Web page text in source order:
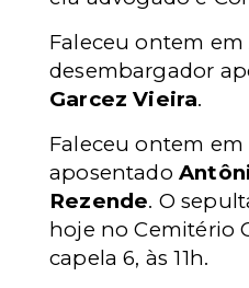
Faleceu ontem em
desembargador
Garcez Vieira.
Faleceu ontem
aposentado
Rezende. O
hoje no Cemitério
capela 6, às 11h.